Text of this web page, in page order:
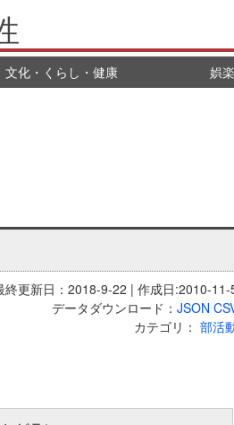
文化・くらし・健康 娯
終更新日：2018-9-22 | 作成日:2010-11-
データダウンロード： JSON
カテゴリ： 部活